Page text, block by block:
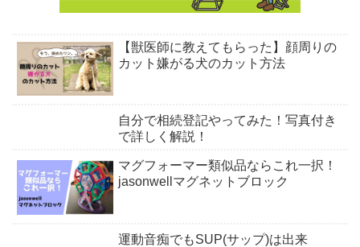
【獣医師に教えてもらった】顔周りの
カット嫌がる犬のカット方法
自分で相続登記やってみた！写真付き
で詳しく解説！
マグフォーマー類似品ならこれ一択！
jasonwellマグネットブロック
運動音痴でもSUP(サップ)は出来